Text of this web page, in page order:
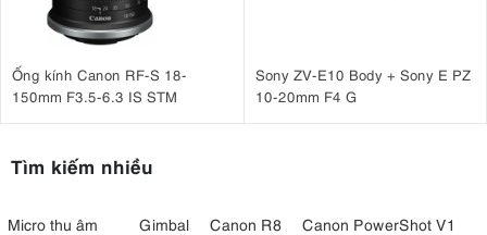
Ống kính Canon RF-S 18-
150mm F3.5-6.3 IS STM
Sony ZV-E10 Body + Sony E PZ
10-20mm F4 G
Tìm kiếm nhiều
Micro thu âm Gimbal Canon R8
Canon PowerShot V1